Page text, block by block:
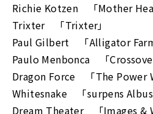
Richie Kotzen 「Mother
Trixter 「Trixter」
Paul Gilbert 「Alligator Farm
Paulo Menbonca 「Crossover
Dragon Force 「The Power
Whitesnake 「surpens Albus
Dream Theater 「Images &